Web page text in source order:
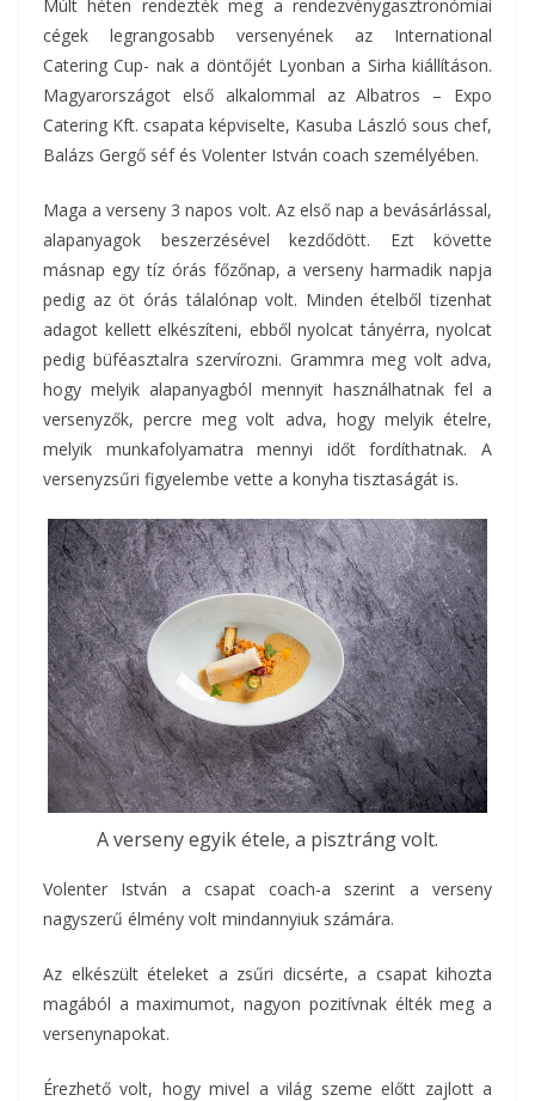
Múlt héten rendezték meg a rendezvénygasztronómiai
cégek legrangosabb versenyének az International
Catering Cup- nak a döntőjét Lyonban a Sirha kiállításon.
Magyarországot első alkalommal az Albatros – Expo
Catering Kft. csapata képviselte, Kasuba László sous chef,
Balázs Gergő séf és Volenter István coach személyében.
Maga a verseny 3 napos volt. Az első nap a bevásárlással,
alapanyagok beszerzésével kezdődött. Ezt követte
másnap egy tíz órás főzőnap, a verseny harmadik napja
pedig az öt órás tálalónap volt. Minden ételből tizenhat
adagot kellett elkészíteni, ebből nyolcat tányérra, nyolcat
pedig büféasztalra szervírozni. Grammra meg volt adva,
hogy melyik alapanyagból mennyit használhatnak fel a
versenyzők, percre meg volt adva, hogy melyik ételre,
melyik munkafolyamatra mennyi időt fordíthatnak. A
versenyzsűri figyelembe vette a konyha tisztaságát is.
A verseny egyik étele, a pisztráng volt.
Volenter István a csapat coach-a szerint a verseny
nagyszerű élmény volt mindannyiuk számára.
Az elkészült ételeket a zsűri dicsérte, a csapat kihozta
magából a maximumot, nagyon pozitívnak élték meg a
versenynapokat.
Érezhető volt, hogy mivel a világ szeme előtt zajlott a